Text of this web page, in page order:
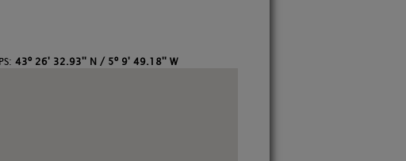
43º 26' 32.93'' N / 5º 9' 49.18'' W